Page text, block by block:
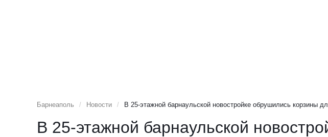
Барнеаполь / Новости / В 25-этажной барнаульской новостройке обрушились корзины
В 25-этажной барнаульской